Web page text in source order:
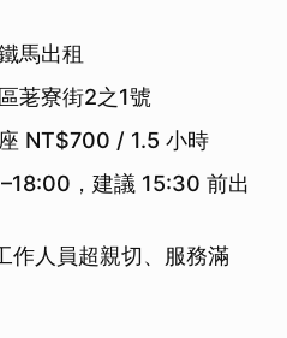
馬出租
荖寮街2之1號
NT$700 / 1.5 小時
，建議 15:30 前出
作人員超親切、服務滿